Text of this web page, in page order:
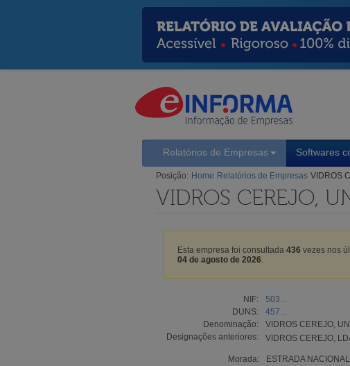
Relatórios de Empresas Softwares
Posição: Home Relatórios de Empresas VIDROS
VIDROS CEREJO,
Esta empresa foi consultada 436 vezes nos
04 de agosto de 2026
NIF:
503...
DUNS:
457...
Denominação:
VIDROS CEREJO,
Designações anteriores:
VIDROS CEREJO,
Morada:
ESTRADA